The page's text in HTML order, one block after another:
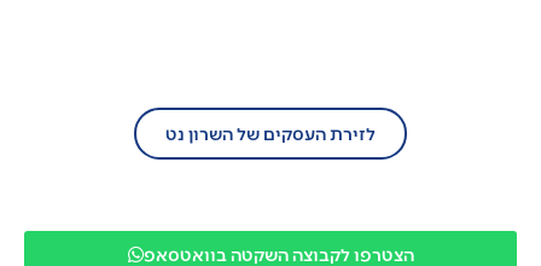
לזירת העסקים של השרון נט
הצטרפו לקבוצה השקטה בוואטסאפ